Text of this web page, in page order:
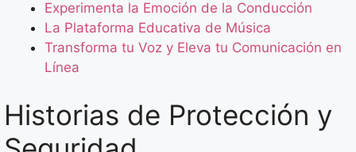
Experimenta la Emoción de la Conducción
La Plataforma Educativa de Música
Transforma tu Voz y Eleva tu Comunicación en
Línea
Historias de Protección y